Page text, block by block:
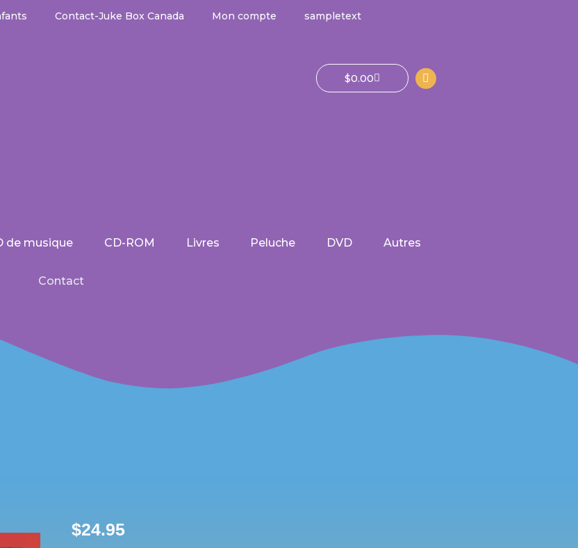
Contact-Juke Box Canada Mon compte sampletext
$0.00Panier
de musique CD-ROM Livres Peluche DVD Autres
Contact
$24.95